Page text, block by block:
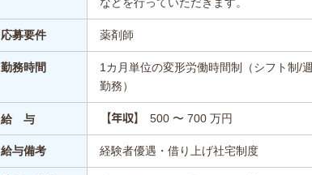
応募要件 薬剤師
勤務時間
1カ月単位の変形労働時間制（シフト制/
勤務）
給 与 【年収】 500 〜 700 万円
給与備考 経験者優遇・借り上げ社宅制度